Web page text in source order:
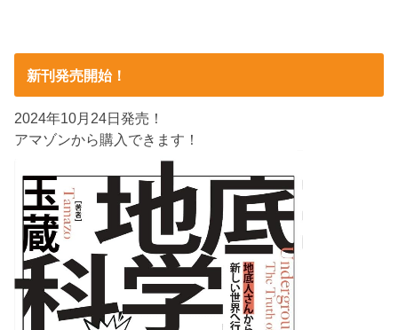
新刊発売開始！
2024年10月24日発売！
アマゾンから購入できます！